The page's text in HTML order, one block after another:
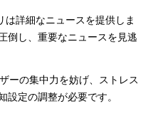
詳細なニュースを提供しま
倒し、重要なニュースを見逃
ーの集中力を妨げ、ストレス
設定の調整が必要です。